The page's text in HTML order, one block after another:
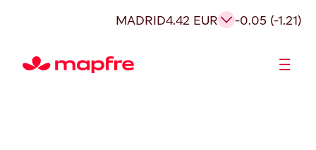
MADRID4.42 EUR -0.05 (-1.21)